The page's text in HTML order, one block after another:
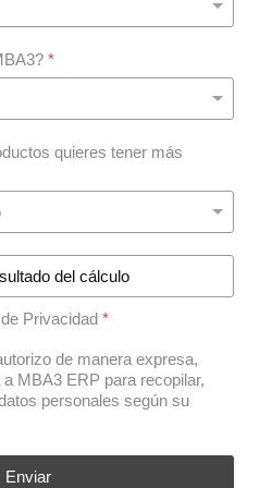
*
quieres tener más
Privacidad *
de manera expresa,
MBA3 ERP para recopilar,
personales según su
Enviar